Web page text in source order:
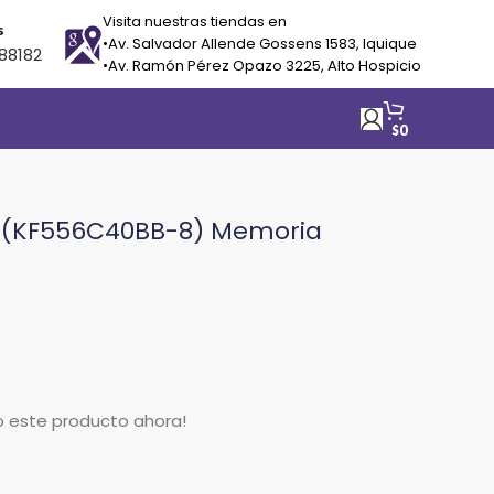
Visita nuestras tiendas en
•Av. Salvador Allende Gossens 1583, Iquique
•Av. Ramón Pérez Opazo 3225, Alto Hospicio
$0
8) Memoria
este producto ahora!